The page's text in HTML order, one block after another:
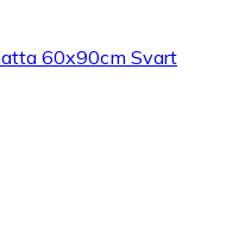
60x90cm Svart